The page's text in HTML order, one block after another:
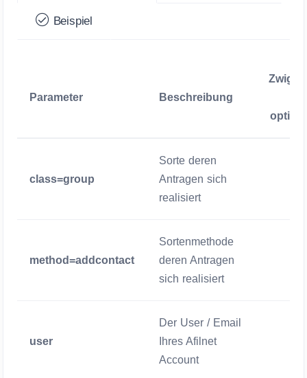
Beispiel
Parameter Beschreibung
class=group
Sorte deren
Antragen sich
realisiert
method=addcontact
Sortenmethode
deren Antragen
sich realisiert
user
Der User / Email
Ihres Afilnet
Account